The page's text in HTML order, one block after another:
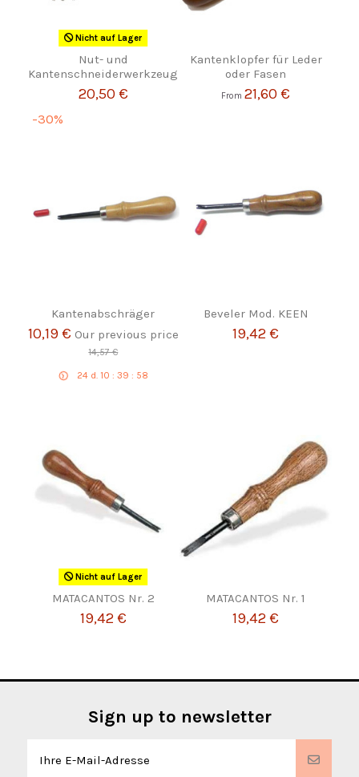
Nicht auf Lager
Nut- und
Kantenschneiderwerkzeug
20,50 €
Kantenklopfer für Leder
oder Fasen
From21,60 €
-30%
Kantenabschräger
10,19 € Our previous price
14,57 €
24 d. 10 :39 : 58
Beveler Mod. KEEN
19,42 €
Nicht auf Lager
MATACANTOS Nr. 2
19,42 €
MATACANTOS Nr. 1
19,42 €
Sign up to newsletter